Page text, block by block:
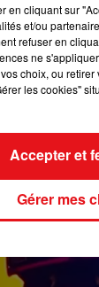
en cliquant sur
et/ou
refuser en
ne
choix, ou
les cookies"
Gérer mes
Accepter et